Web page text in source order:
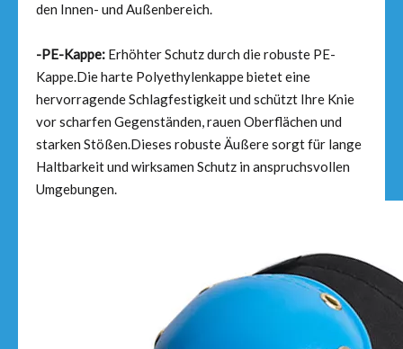
den Innen- und Außenbereich.
-PE-Kappe: Erhöhter Schutz durch die robuste PE-
Kappe.Die harte Polyethylenkappe bietet eine
hervorragende Schlagfestigkeit und schützt Ihre Knie
vor scharfen Gegenständen, rauen Oberflächen und
starken Stößen.Dieses robuste Äußere sorgt für lange
Haltbarkeit und wirksamen Schutz in anspruchsvollen
Umgebungen.